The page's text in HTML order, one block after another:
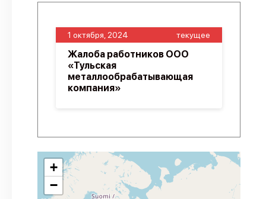
1 октября, 2024 текущее
Жалоба работников ООО
«Тульская
металлообрабатывающая
компания»
+
−